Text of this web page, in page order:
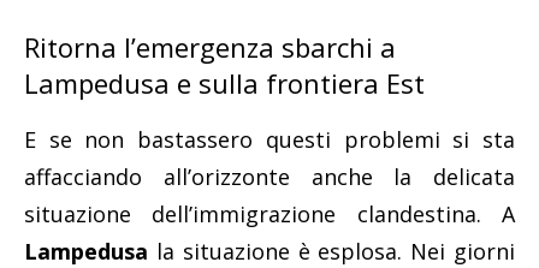
Ritorna l’emergenza sbarchi a
Lampedusa e sulla frontiera Est
E se non bastassero questi problemi si sta
affacciando all’orizzonte anche la delicata
situazione dell’immigrazione clandestina. A
Lampedusa la situazione è esplosa. Nei giorni